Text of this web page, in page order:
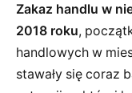
Zakaz handlu w
2018 roku,
handlowych w
stawały się coraz